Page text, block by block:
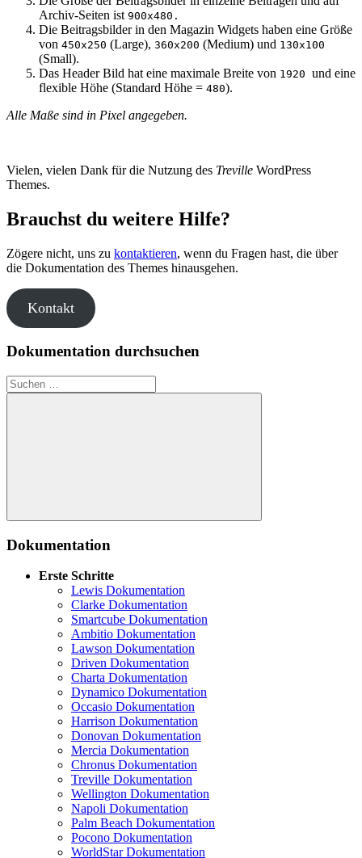
Archiv-Seiten ist 900x480.
Die Beitragsbilder in den Magazin Widgets haben eine Größe
von 450x250 (Large), 360x200 (Medium) und 130x100
(Small).
Das Header Bild hat eine maximale Breite von 1920 und eine
flexible Höhe (Standard Höhe = 480).
Alle Maße sind in Pixel angegeben.
Vielen, vielen Dank für die Nutzung des Treville WordPress
Themes.
Brauchst du weitere Hilfe?
Zögere nicht, uns zu kontaktieren, wenn du Fragen hast, die über
die Dokumentation des Themes hinausgehen.
Kontakt
Dokumentation durchsuchen
Suche
nach:
Suche
Dokumentation
Erste Schritte
Lewis Dokumentation
Clarke Dokumentation
Smartcube Dokumentation
Ambitio Dokumentation
Lawson Dokumentation
Driven Dokumentation
Charta Dokumentation
Dynamico Dokumentation
Occasio Dokumentation
Harrison Dokumentation
Donovan Dokumentation
Mercia Dokumentation
Chronus Dokumentation
Treville Dokumentation
Wellington Dokumentation
Napoli Dokumentation
Palm Beach Dokumentation
Pocono Dokumentation
WorldStar Dokumentation